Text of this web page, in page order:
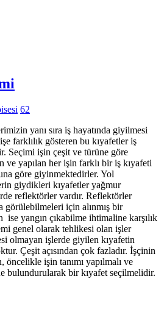
62
yanı sıra iş hayatında giyilmesi
farklılık gösteren bu kıyafetler iş
Seçimi işin çeşit ve türüne göre
ve yapılan her işin farklı bir iş kıyafeti
göre giyinmektedirler. Yol
giydikleri kıyafetler yağmur
reflektörler vardır. Reflektörler
görülebilmeleri için alınmış bir
yangın çıkabilme ihtimaline karşılık
genel olarak tehlikesi olan işler
olmayan işlerde giyilen kıyafetin
Çeşit açısından çok fazladır. İşçinin
öncelikle işin tanımı yapılmalı ve
bulundurularak bir kıyafet seçilmelidir.